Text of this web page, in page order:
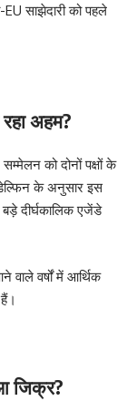
साझेदारी को पहले
अहम?
को दोनों पक्षों के
डेल्फिन के अनुसार इस
दीर्घकालिक एजेंडे
वर्षों में आर्थिक
जिक्र?